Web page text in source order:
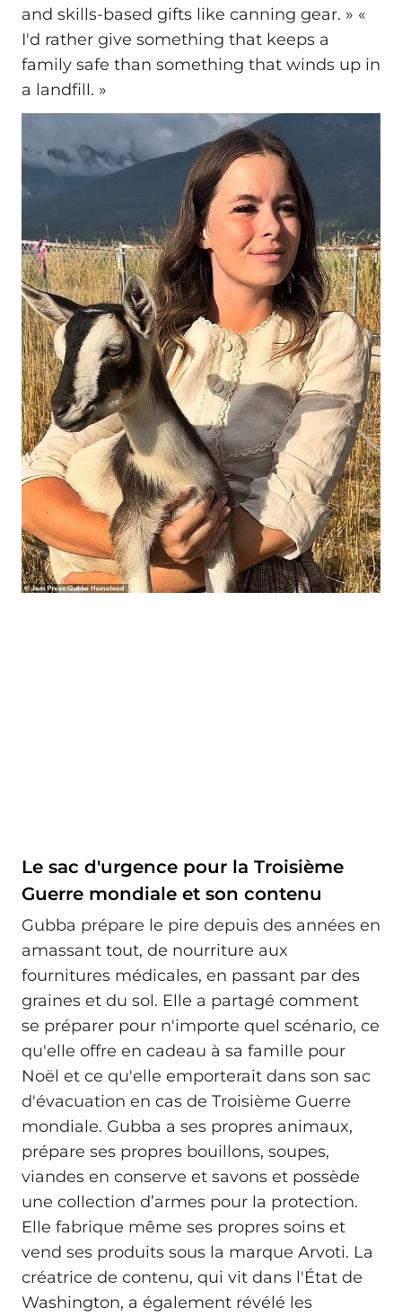
and skills-based gifts like canning gear. » «
I'd rather give something that keeps a
family safe than something that winds up in
a landfill. »
Le sac d'urgence pour la Troisième
Guerre mondiale et son contenu
Gubba prépare le pire depuis des années en
amassant tout, de nourriture aux
fournitures médicales, en passant par des
graines et du sol. Elle a partagé comment
se préparer pour n'importe quel scénario, ce
qu'elle offre en cadeau à sa famille pour
Noël et ce qu'elle emporterait dans son sac
d'évacuation en cas de Troisième Guerre
mondiale. Gubba a ses propres animaux,
prépare ses propres bouillons, soupes,
viandes en conserve et savons et possède
une collection d’armes pour la protection.
Elle fabrique même ses propres soins et
vend ses produits sous la marque Arvoti. La
créatrice de contenu, qui vit dans l'État de
Washington, a également révélé les